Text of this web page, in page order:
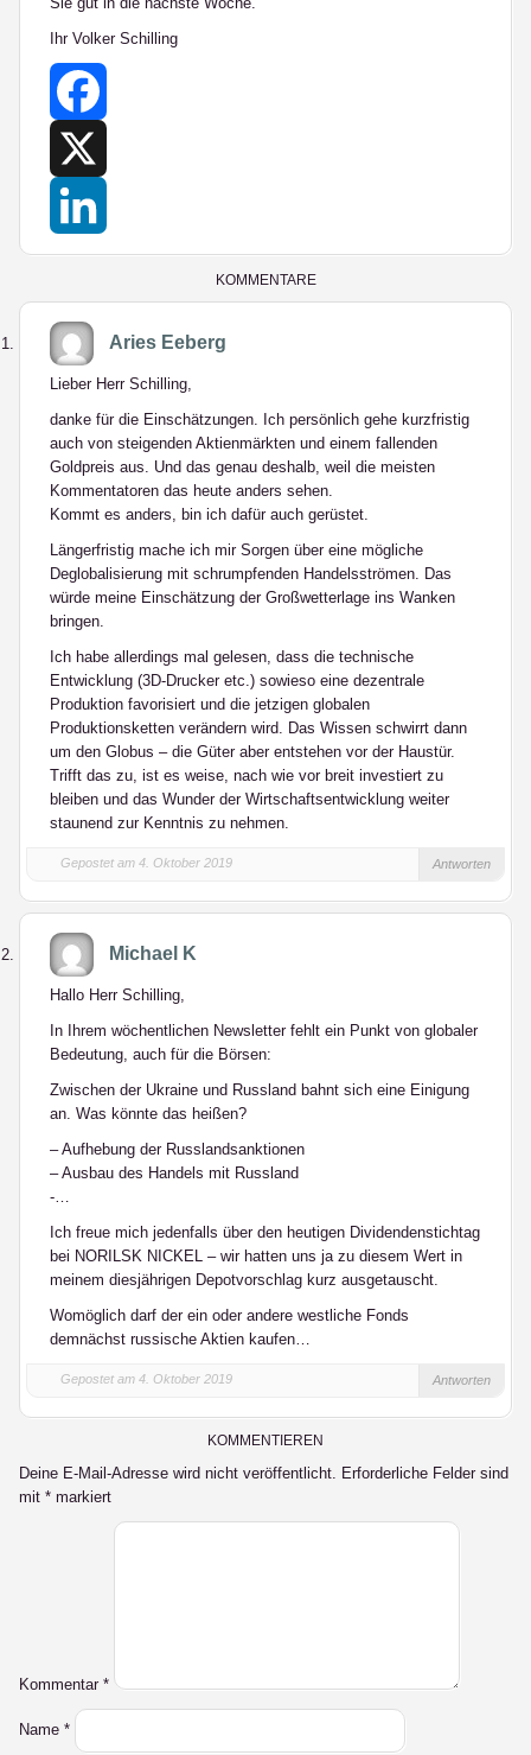
Ihr Volker Schilling
Facebook
KOMMENTARE
Aries Eeberg
Lieber Herr Schilling,
danke für die Einschätzungen. Ich persönlich gehe kurzfristig
auch von steigenden Aktienmärkten und einem fallenden
Goldpreis aus. Und das genau deshalb, weil die meisten
Kommentatoren das heute anders sehen.
Kommt es anders, bin ich dafür auch gerüstet.
Längerfristig mache ich mir Sorgen über eine mögliche
Deglobalisierung mit schrumpfenden Handelsströmen. Das
würde meine Einschätzung der Großwetterlage ins Wanken
bringen.
Ich habe allerdings mal gelesen, dass die technische
Entwicklung (3D-Drucker etc.) sowieso eine dezentrale
Produktion favorisiert und die jetzigen globalen
Produktionsketten verändern wird. Das Wissen schwirrt dann
um den Globus – die Güter aber entstehen vor der Haustür.
Trifft das zu, ist es weise, nach wie vor breit investiert zu
bleiben und das Wunder der Wirtschaftsentwicklung weiter
staunend zur Kenntnis zu nehmen.
Gepostet am 4. Oktober 2019 Antworten
Michael K
Hallo Herr Schilling,
In Ihrem wöchentlichen Newsletter fehlt ein Punkt von globaler
Bedeutung, auch für die Börsen:
Zwischen der Ukraine und Russland bahnt sich eine Einigung
an. Was könnte das heißen?
– Aufhebung der Russlandsanktionen
– Ausbau des Handels mit Russland
-…
Ich freue mich jedenfalls über den heutigen Dividendenstichtag
bei NORILSK NICKEL – wir hatten uns ja zu diesem Wert in
meinem diesjährigen Depotvorschlag kurz ausgetauscht.
Womöglich darf der ein oder andere westliche Fonds
demnächst russische Aktien kaufen…
Gepostet am 4. Oktober 2019 Antworten
KOMMENTIEREN
Deine E-Mail-Adresse wird nicht veröffentlicht. Erforderliche Felder sind
mit * markiert
Kommentar *
Name *